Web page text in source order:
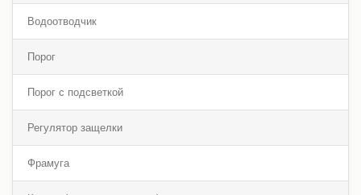
Водоотводчик
Порог
Порог с подсветкой
Регулятор защелки
Фрамуга